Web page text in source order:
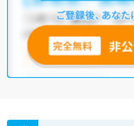
いただくか、お気軽にお問い
全国の理学療法士求人から検
無料転職支援サービス
にお申
グした上で求人をご提案いたし
ご希望条件がまだ定まってい
い。